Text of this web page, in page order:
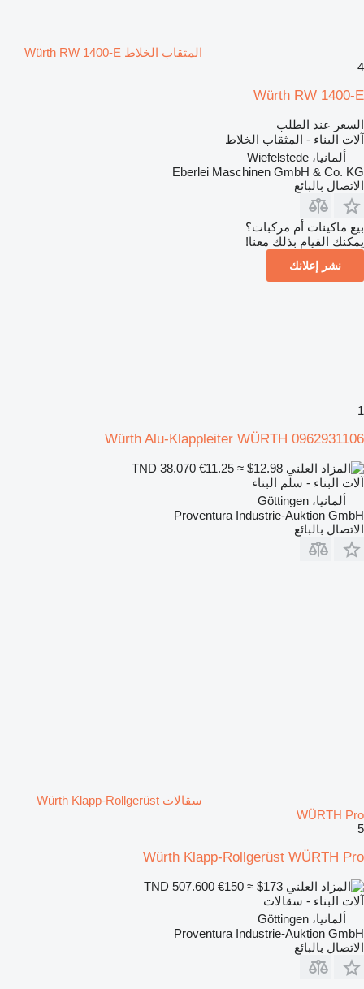
المثقاب الخلاط Würth RW 1400-E
4
Würth RW 1400-E
السعر عند الطلب
آلات البناء - المثقاب الخلاط
ألمانيا، Wiefelstede
Eberlei Maschinen GmbH & Co. KG
الاتصال بالبائع
بيع ماكينات أم مركبات؟
يمكنك القيام بذلك معنا!
نشر إعلانك
1
Würth Alu-Klappleiter WÜRTH 0962931106
€11.25 ≈ $12.98
آلات البناء - سلم البناء
ألمانيا، Göttingen
Proventura Industrie-Auktion GmbH
الاتصال بالبائع
سقالات Würth Klapp-Rollgerüst
WÜRTH Pro
5
Würth Klapp-Rollgerüst WÜRTH Pro
€150 ≈ $173
آلات البناء - سقالات
ألمانيا، Göttingen
Proventura Industrie-Auktion GmbH
الاتصال بالبائع